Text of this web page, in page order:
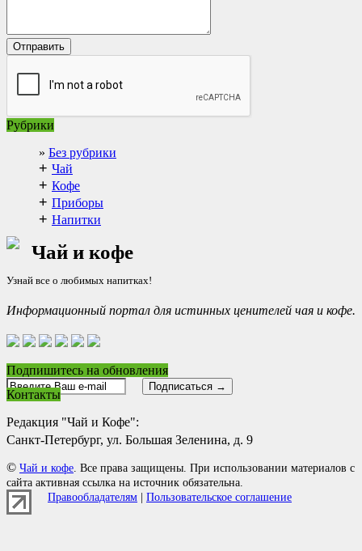
Рубрики
Без рубрики
+ Чай
+ Кофе
+ Приборы
+ Напитки
Чай и кофе
Узнай все о любимых напитках!
Информационный портал для истинных ценителей чая и кофе.
Подпишитесь на обновления
Контакты
Редакция "Чай и Кофе":
Санкт-Петербург, ул. Большая Зеленина, д. 9
© Чай и кофе. Все права защищены. При использовании материалов с
сайта активная ссылка на источник обязательна.
Правообладателям
Пользовательское соглашение